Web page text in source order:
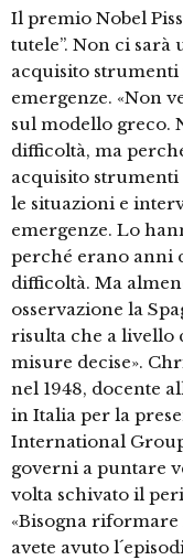
Il premio Nobel
tutele”. Non ci sarà
acquisito
emergenze. «Non
sul modello greco.
difficoltà, ma
acquisito
le situazioni e
emergenze. Lo
perché erano anni
difficoltà. Ma
osservazione la
risulta che a livello
misure decise».
nel 1948, docente
in Italia per la
International
governi a puntare
volta schivato il
«Bisogna
avete avuto